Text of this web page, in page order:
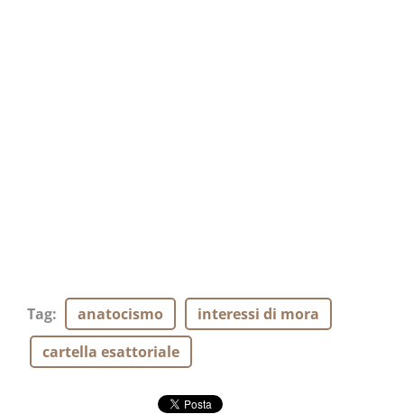
Tag: anatocismo
interessi di mora
cartella esattoriale